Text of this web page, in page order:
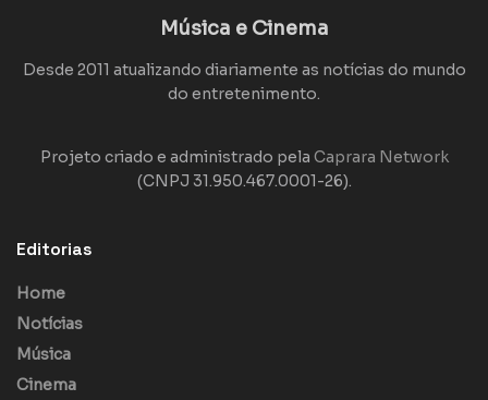
Música e Cinema
Desde 2011 atualizando diariamente as notícias do mundo
do entretenimento.
Projeto criado e administrado pela Caprara Network
(CNPJ 31.950.467.0001-26).
Editorias
Home
Notícias
Música
Cinema